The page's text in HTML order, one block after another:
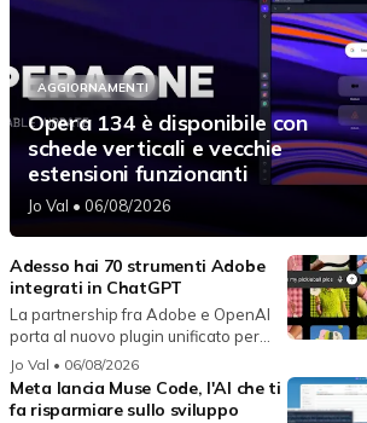
AGGIORNAMENTI
Opera 134 è disponibile con
schede verticali e vecchie
estensioni funzionanti
Jo Val • 06/08/2026
Adesso hai 70 strumenti Adobe
integrati in ChatGPT
La partnership fra Adobe e OpenAI
porta al nuovo plugin unificato per...
Jo Val • 06/08/2026
Meta lancia Muse Code, l'AI che ti
fa risparmiare sullo sviluppo